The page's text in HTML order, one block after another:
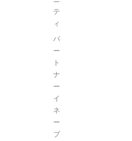
テ
ィ
パ
ー
ト
ナ
ー
イ
ネ
ー
ブ